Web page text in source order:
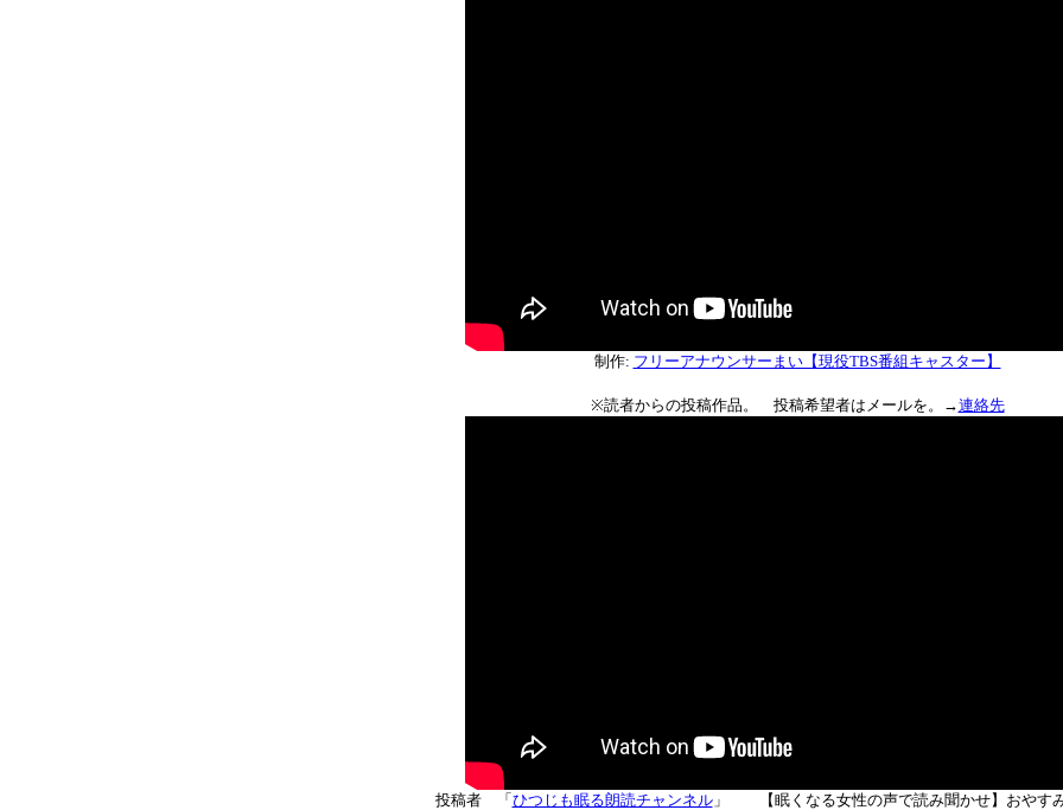
制作: フリーアナウンサーまい【現役TBS番組キャスター】
※読者からの投稿作品。 投稿希望者はメールを。→連絡先
投稿者 「 ひつじも眠る朗読チャンネル」 【眠くなる女性の声で読み聞かせ】おやす